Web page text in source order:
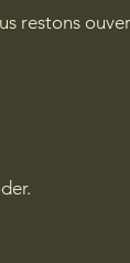
restons